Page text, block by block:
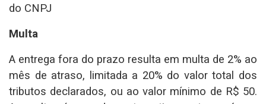
do CNPJ
Multa
A entrega fora do prazo resulta em multa de 2% ao
mês de atraso, limitada a 20% do valor total dos
tributos declarados, ou ao valor mínimo de R$ 50.